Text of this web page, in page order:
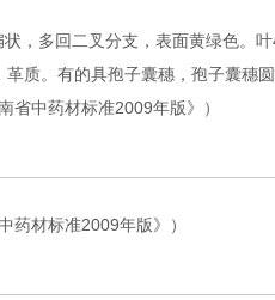
，多回二叉分支，表面黄绿色。
质。有的具孢子囊穗，孢子囊穗
省中药材标准2009年版》）
药材标准2009年版》）